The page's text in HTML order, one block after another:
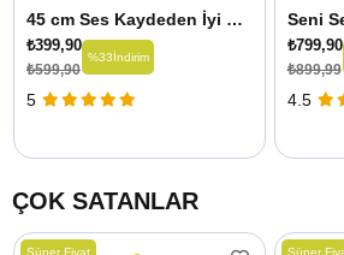
45 cm Ses Kaydeden İyi ki Varsın Ayıcık
₺399,90
₺599,90
%33İndirim
5
₺799,90
₺899,99
4.5
ÇOK SATANLAR
Süper Fiyat Süper